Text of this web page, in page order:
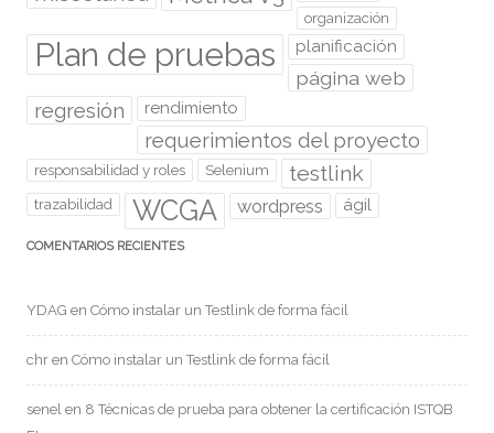
organización
Plan de pruebas planificación
página web
regresión rendimiento
requerimientos del proyecto
responsabilidad y roles Selenium testlink
trazabilidad WCGA wordpress ágil
COMENTARIOS RECIENTES
YDAG en Cómo instalar un Testlink de forma fácil
chr en Cómo instalar un Testlink de forma fácil
senel en 8 Técnicas de prueba para obtener la certificación ISTQB